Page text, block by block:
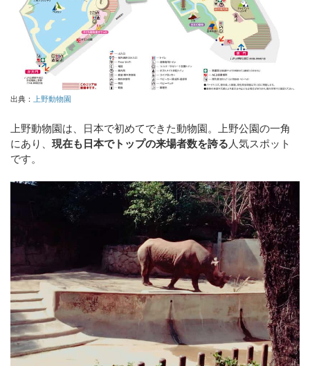
出典： 上野動物園
上野動物園は、日本で初めてできた動物園。上野公園の一角
にあり、 現在も日本でトップの来場者数を誇る人気スポット
です。